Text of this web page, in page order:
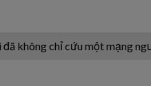
đã không chỉ cứu một mạng